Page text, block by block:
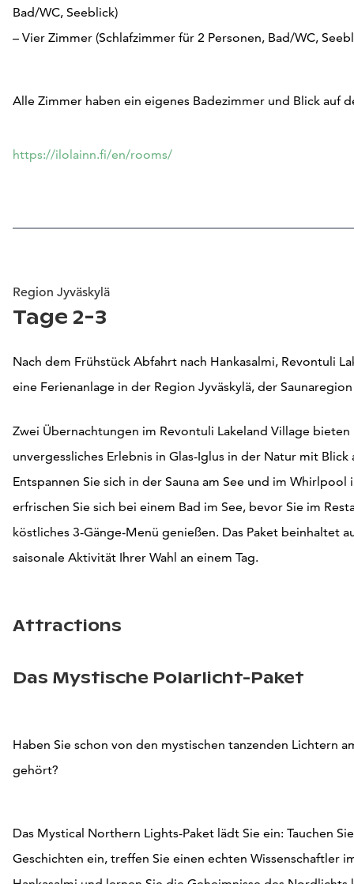
Bad/WC, Seeblick)
– Vier Zimmer (Schlafzimmer für 2 Personen, Bad/WC,
Alle Zimmer haben ein eigenes Badezimmer und Blick auf
https://ilolainn.fi/en/rooms/
Region Jyväskylä
Tage 2-3
Nach dem Frühstück Abfahrt nach Hankasalmi, Revontuli
eine Ferienanlage in der Region Jyväskylä, der
Zwei Übernachtungen im Revontuli Lakeland Village bieten
unvergessliches Erlebnis in Glas-Iglus in der Natur mit Blick
Entspannen Sie sich in der Sauna am See und im Whirlpool
erfrischen Sie sich bei einem Bad im See, bevor Sie im
köstliches 3-Gänge-Menü genießen. Das Paket beinhaltet
saisonale Aktivität Ihrer Wahl an einem Tag.
Attractions
Das Mystische Polarlicht-Paket
Haben Sie schon von den mystischen tanzenden Lichtern
gehört?
Das Mystical Northern Lights-Paket lädt Sie ein: Tauchen
Geschichten ein, treffen Sie einen echten Wissenschaftler